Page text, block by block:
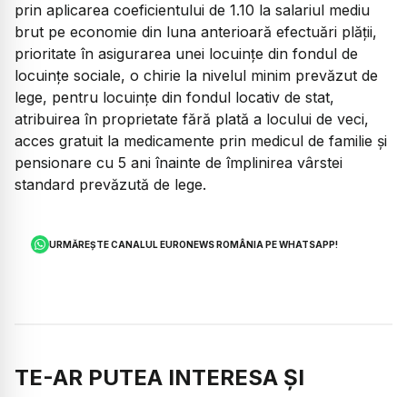
prin aplicarea coeficientului de 1.10 la salariul mediu
brut pe economie din luna anterioară efectuări plății,
prioritate în asigurarea unei locuințe din fondul de
locuințe sociale, o chirie la nivelul minim prevăzut de
lege, pentru locuințe din fondul locativ de stat,
atribuirea în proprietate fără plată a locului de veci,
acces gratuit la medicamente prin medicul de familie și
pensionare cu 5 ani înainte de împlinirea vârstei
standard prevăzută de lege.
URMĂREȘTE CANALUL EURONEWS ROMÂNIA PE WHATSAPP!
TE-AR PUTEA INTERESA ȘI